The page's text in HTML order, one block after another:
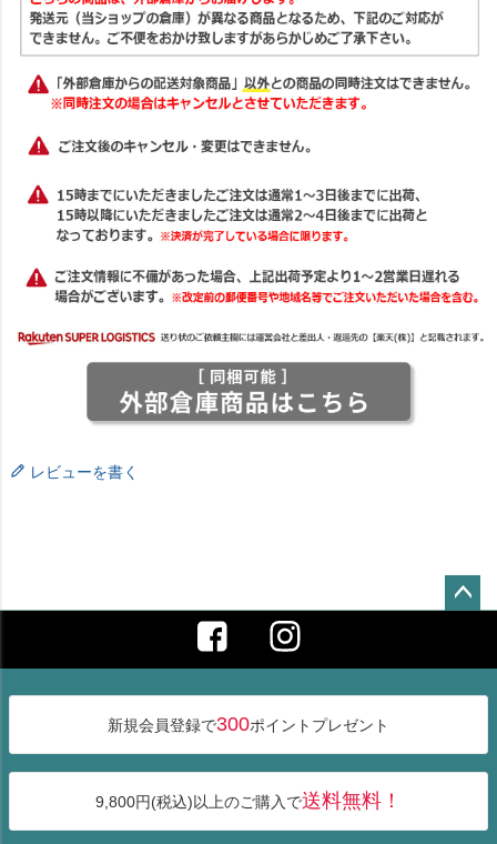
レビューを書く
ップ
へ
新規会員登録で300ポイントプレゼント
9,800円(税込)以上のご購入で送料無料！